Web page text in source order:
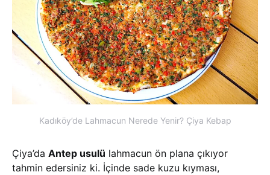
Kadıköy’de Lahmacun Nerede Yenir? Çiya Kebap
Çiya’da Antep usulü lahmacun ön plana çıkıyor
tahmin edersiniz ki. İçinde sade kuzu kıyması,